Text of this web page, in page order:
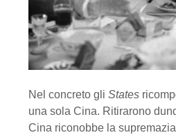
Nel concreto gli States
una sola Cina. Ritirarono
Cina riconobbe la